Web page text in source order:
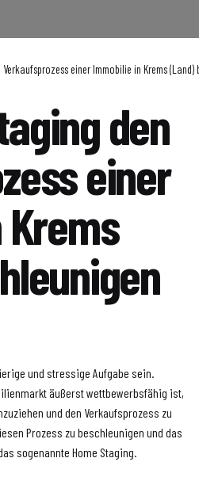
einer Immobilie in Krems (Land)
den
einer
und stressige Aufgabe sein.
äußerst wettbewerbsfähig ist,
und den Verkaufsprozess zu
Prozess zu beschleunigen und das
sogenannte Home Staging.